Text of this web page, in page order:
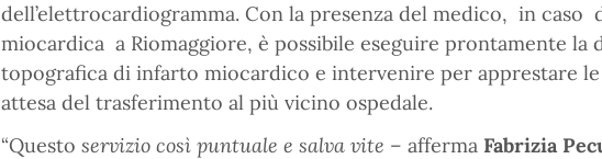
dell’elettrocardiogramma. Con la presenza del medico, in caso
miocardica a Riomaggiore, è possibile eseguire prontamente la
topografica di infarto miocardico e intervenire per apprestare
attesa del trasferimento al più vicino ospedale.
“Questo servizio così puntuale e salva vite – afferma Fabrizia